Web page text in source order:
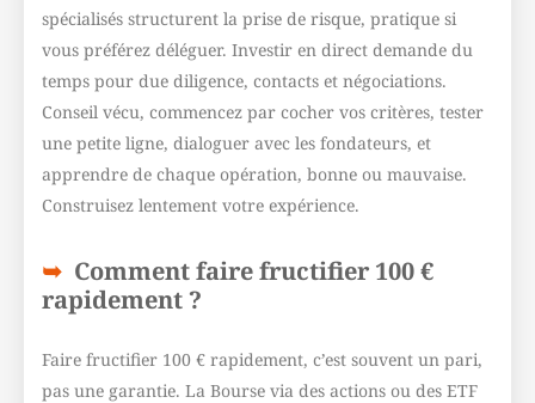
spécialisés structurent la prise de risque, pratique si
vous préférez déléguer. Investir en direct demande du
temps pour due diligence, contacts et négociations.
Conseil vécu, commencez par cocher vos critères, tester
une petite ligne, dialoguer avec les fondateurs, et
apprendre de chaque opération, bonne ou mauvaise.
Construisez lentement votre expérience.
Comment faire fructifier 100 €
rapidement ?
Faire fructifier 100 € rapidement, c’est souvent un pari,
pas une garantie. La Bourse via des actions ou des ETF